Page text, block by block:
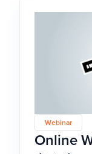
Webinar
Online